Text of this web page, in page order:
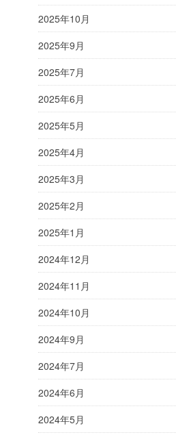
2025年10月
2025年9月
2025年7月
2025年6月
2025年5月
2025年4月
2025年3月
2025年2月
2025年1月
2024年12月
2024年11月
2024年10月
2024年9月
2024年7月
2024年6月
2024年5月